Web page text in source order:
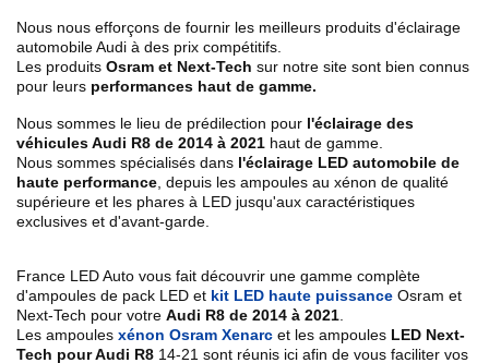
Nous nous efforçons de fournir les meilleurs produits d'éclairage
automobile Audi à des prix compétitifs.
Les produits Osram et Next-Tech sur notre site sont bien connus
pour leurs performances haut de gamme.
Nous sommes le lieu de prédilection pour l'éclairage des
véhicules Audi R8 de 2014 à 2021 haut de gamme.
Nous sommes spécialisés dans l'éclairage LED automobile de
haute performance , depuis les ampoules au xénon de qualité
supérieure et les phares à LED jusqu'aux caractéristiques
exclusives et d'avant-garde.
France LED Auto vous fait découvrir une gamme complète
d'ampoules de pack LED et kit LED haute puissance Osram et
Next-Tech pour votre Audi R8 de 2014 à 2021
Les ampoules xénon Osram Xenarc et les ampoules LED Next-
Tech pour Audi R8 14-21 sont réunis ici afin de vous faciliter vos